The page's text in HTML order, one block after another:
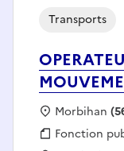
Transports
Localisation
Morbihan
Fonction
Fonction